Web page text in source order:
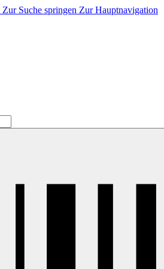
Zur Suche springen Zur Hauptnavigation